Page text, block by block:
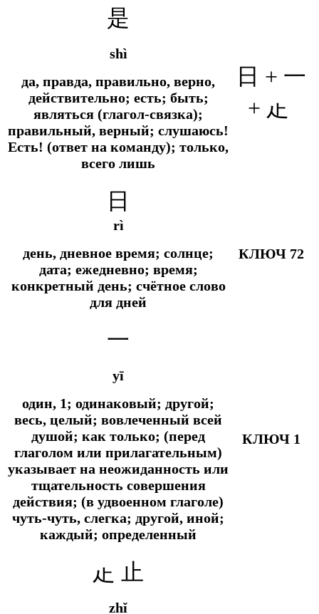
是
shì
да, правда, правильно, верно,
действительно; есть; быть;
являться (глагол-связка);
правильный, верный; слушаюсь!
Есть! (ответ на команду); только,
всего лишь
日 + 一
+ 龰
日
rì
день, дневное время; солнце;
дата; ежедневно; время;
конкретный день; счётное слово
для дней
КЛЮЧ 72
一
yī
один, 1; одинаковый; другой;
весь, целый; вовлеченный всей
душой; как только; (перед
глаголом или прилагательным)
указывает на неожиданность или
тщательность совершения
действия; (в удвоенном глаголе)
чуть-чуть, слегка; другой, иной;
каждый; определенный
КЛЮЧ 1
龰 止
zhǐ